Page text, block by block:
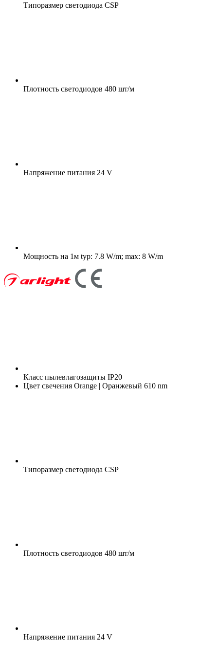
Типоразмер светодиода CSP
Плотность светодиодов 480 шт/м
Напряжение питания 24 V
Мощность на 1м typ: 7.8 W/m; max: 8 W/m
Класс пылевлагозащиты IP20
Цвет свечения Orange | Оранжевый 610 nm
Типоразмер светодиода CSP
Плотность светодиодов 480 шт/м
Напряжение питания 24 V